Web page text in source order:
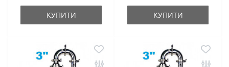
КУПИТИ КУПИТИ